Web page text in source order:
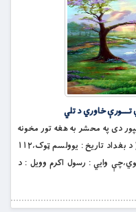
خاوري د تلي
دى په محشر به هغه تور مخونه
پاسي چې يې نه دي تــــورې خاوري د تلي [1] ( د بغداد تاريخ : يوولسم ټوک،١١٢
وايي : رسول اکرم وويل : د